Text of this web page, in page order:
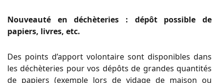
Nouveauté en déchèteries : dépôt possible de
papiers, livres, etc.
Des points d’apport volontaire sont disponibles dans
les déchèteries pour vos dépôts de grandes quantités
de papiers (exemple lors de vidage de maison ou